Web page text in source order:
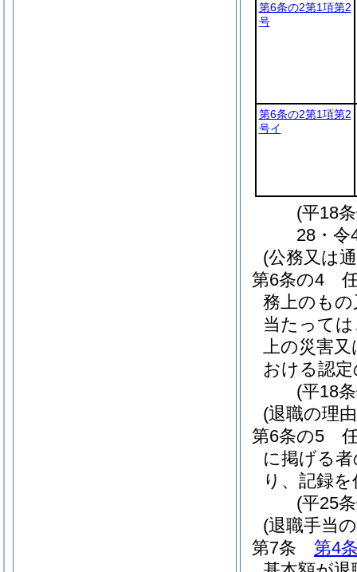
第6条の2第1項第2
号
第6条の2第1項第2
号イ
(平18
28・令
(公務又は
第6条の4
務上のも
当たって
上の災害
おける認
(平18
(退職の理
第6条の5
に掲げる
り、記録
(平25
(退職手当
第7条
第4